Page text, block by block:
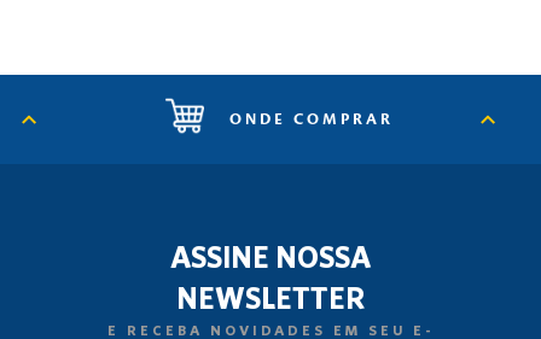
ONDE COMPRAR
ASSINE NOSSA
NEWSLETTER
E RECEBA NOVIDADES EM SEU E-